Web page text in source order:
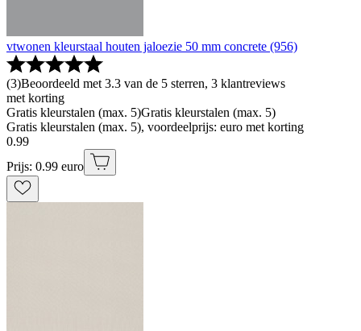
vtwonen kleurstaal houten jaloezie 50 mm concrete (956)
(3)Beoordeeld met 3.3 van de 5 sterren, 3 klantreviews
met korting
Gratis kleurstalen (max. 5)Gratis kleurstalen (max. 5)
Gratis kleurstalen (max. 5), voordeelprijs: euro met korting
0.99
Prijs: 0.99 euro